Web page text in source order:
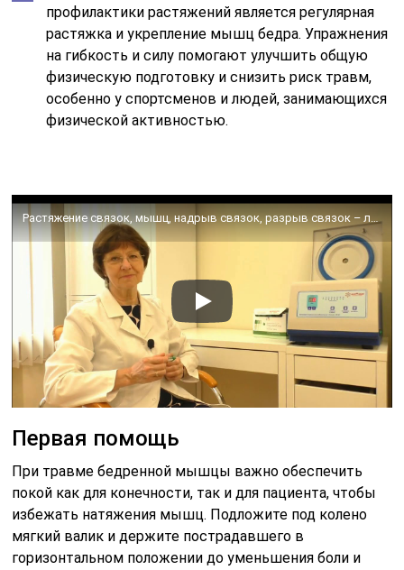
профилактики растяжений является регулярная
растяжка и укрепление мышц бедра. Упражнения
на гибкость и силу помогают улучшить общую
физическую подготовку и снизить риск травм,
особенно у спортсменов и людей, занимающихся
физической активностью.
Первая помощь
При травме бедренной мышцы важно обеспечить
покой как для конечности, так и для пациента, чтобы
избежать натяжения мышц. Подложите под колено
мягкий валик и держите пострадавшего в
горизонтальном положении до уменьшения боли и